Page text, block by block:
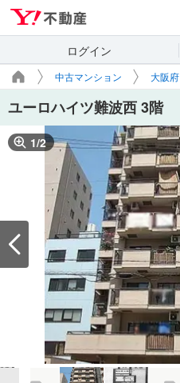
ログイン
中古マンション 大阪府
ユーロハイツ難波西 3階
1/2